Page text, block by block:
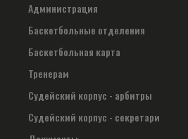
Администрация
Баскетбольные отделения
Баскетбольная карта
Тренерам
Судейский корпус - арбитры
Судейский корпус - секретари